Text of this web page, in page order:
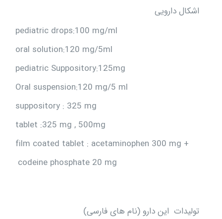
اشکال دارویی
pediatric drops:100 mg/ml
oral solution:120 mg/5ml
pediatric Suppository:125mg
Oral suspension:120 mg/5 ml
suppository : 325 mg
tablet :325 mg , 500mg
film coated tablet : acetaminophen 300 mg +
codeine phosphate 20 mg
تولیدات این دارو (نام های فارسی)